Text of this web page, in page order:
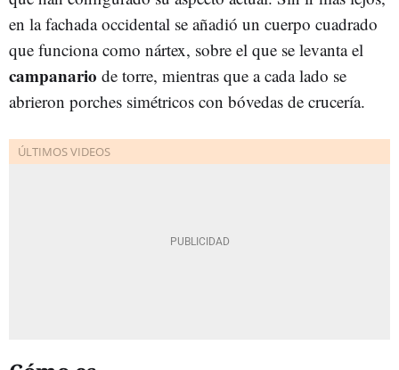
en la fachada occidental se añadió un cuerpo cuadrado
que funciona como nártex, sobre el que se levanta el
campanario de torre, mientras que a cada lado se
abrieron porches simétricos con bóvedas de crucería.